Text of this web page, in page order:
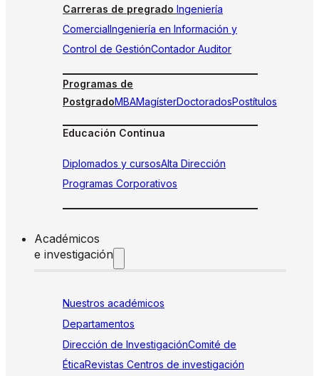
Carreras de pregrado Ingeniería
ComercialIngeniería en Información y
Control de GestiónContador Auditor
Programas de
PostgradoMBAMagísterDoctoradosPostítulos
Educación Continua
Diplomados y cursosAlta Dirección
Programas Corporativos
Académicos
e investigación
Nuestros académicos
Departamentos
Dirección de InvestigaciónComité de
ÉticaRevistas Centros de investigación